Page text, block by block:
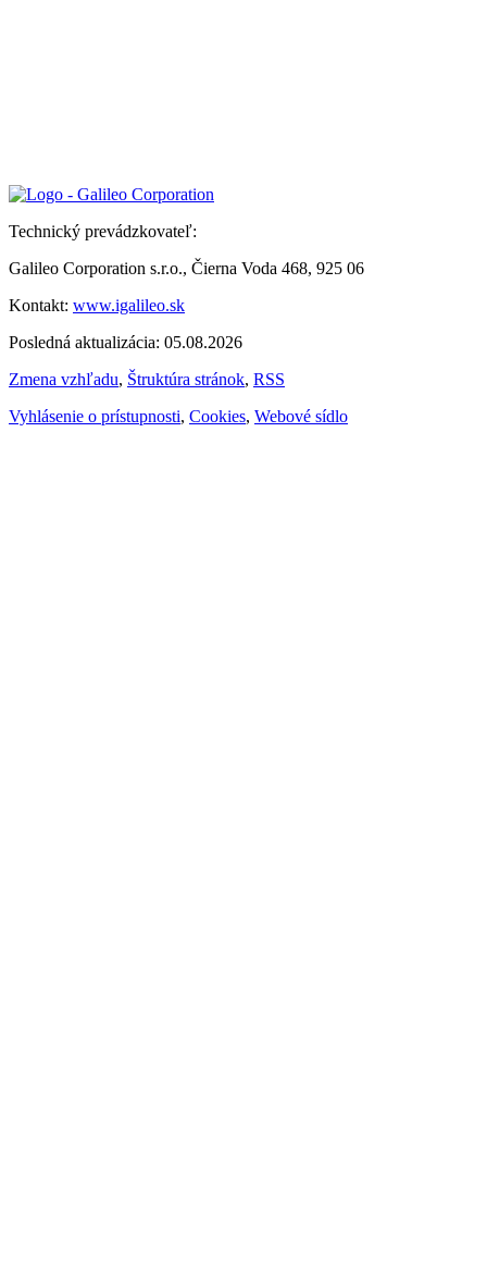
Technický prevádzkovateľ:
Galileo Corporation s.r.o., Čierna Voda 468, 925 06
Kontakt: www.igalileo.sk
Posledná aktualizácia: 05.08.2026
Zmena vzhľadu, Štruktúra stránok, RSS
Vyhlásenie o prístupnosti, Cookies, Webové sídlo